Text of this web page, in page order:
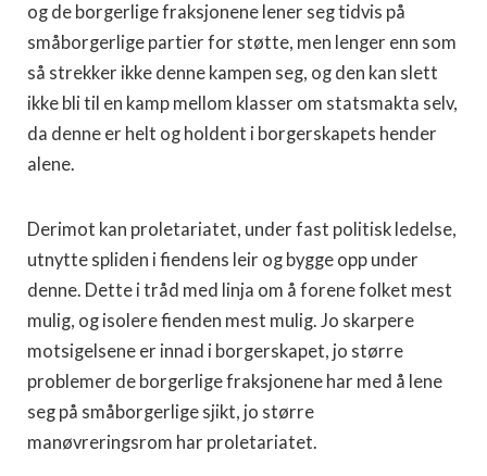
og de borgerlige fraksjonene lener seg tidvis på
småborgerlige partier for støtte, men lenger enn som
så strekker ikke denne kampen seg, og den kan slett
ikke bli til en kamp mellom klasser om statsmakta selv,
da denne er helt og holdent i borgerskapets hender
alene.
Derimot kan proletariatet, under fast politisk ledelse,
utnytte spliden i fiendens leir og bygge opp under
denne. Dette i tråd med linja om å forene folket mest
mulig, og isolere fienden mest mulig. Jo skarpere
motsigelsene er innad i borgerskapet, jo større
problemer de borgerlige fraksjonene har med å lene
seg på småborgerlige sjikt, jo større
manøvreringsrom har proletariatet.